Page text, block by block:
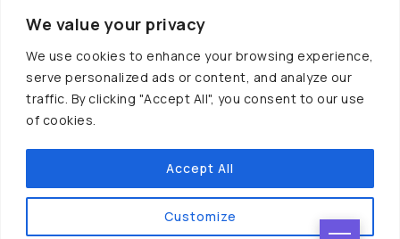
We value your privacy
We use cookies to enhance your browsing experience,
serve personalized ads or content, and analyze our
traffic. By clicking "Accept All", you consent to our use
of cookies.
Customize
Accept All
tél : +16197149049
© AI Hunter© 2024 | Créé par